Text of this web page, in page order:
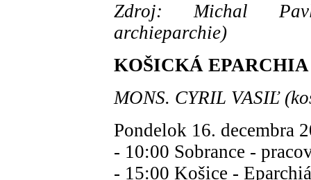
Zdroj: Michal
archieparchie)
KOŠICKÁ EPARCHIA
MONS. CYRIL VASIĽ
Pondelok 16. decembra
- 10:00 Sobrance -
- 15:00 Košice -